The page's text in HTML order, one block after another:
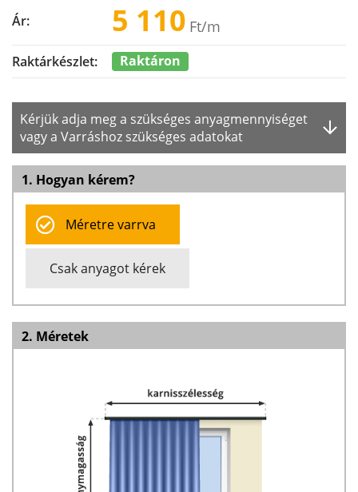
Ár: 5 110 Ft/m
Raktárkészlet: Raktáron
Kérjük adja meg a szükséges anyagmennyiséget
vagy a Varráshoz szükséges adatokat
1. Hogyan kérem?
Méretre varrva
Csak anyagot kérek
2. Méretek